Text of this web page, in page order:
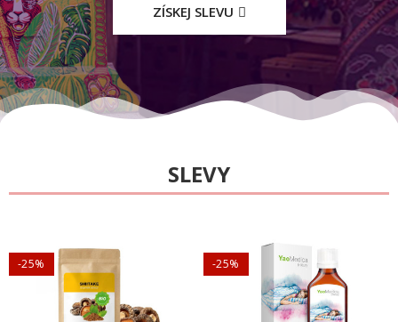
ZÍSKEJ SLEVU
SLEVY
-25% -25%